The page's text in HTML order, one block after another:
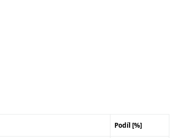
Podíl [%]